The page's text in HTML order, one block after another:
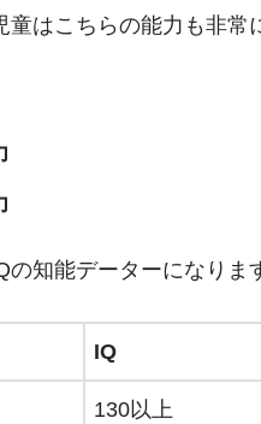
童はこちらの能力も非常
の知能データーになりま
IQ
130以上